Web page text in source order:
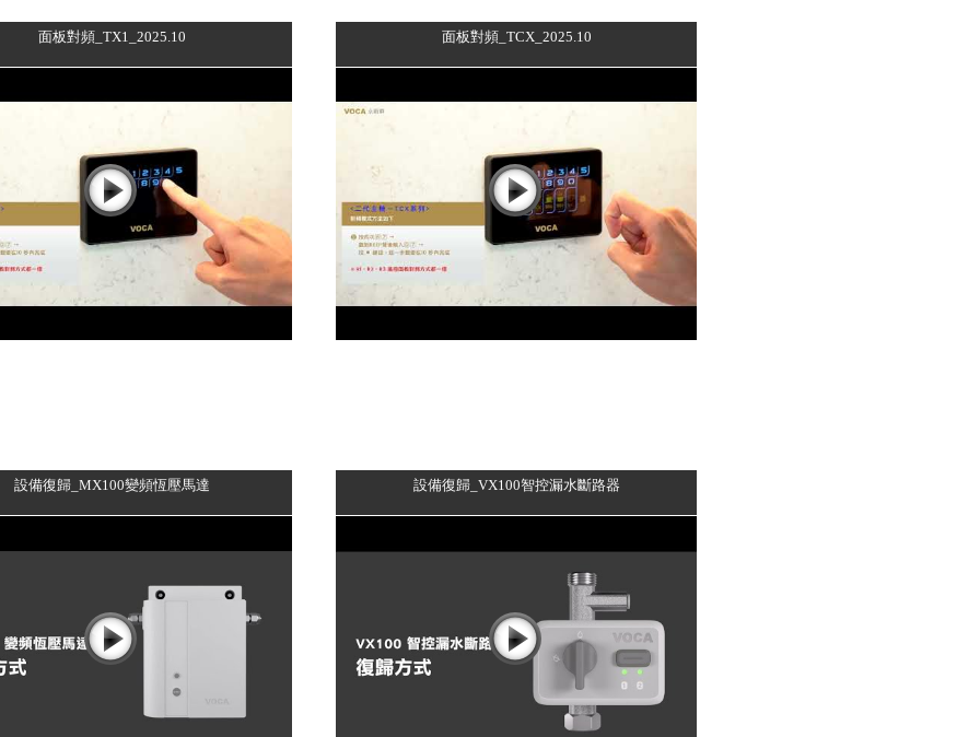
面板對頻_TX1_2025.10 面板對頻_TCX_2025.10
設備復歸_MX100變頻恆壓馬達 設備復歸_VX100智控漏水斷路器